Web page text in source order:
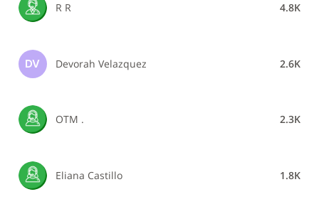
R R 4.8K
DV Devorah Velazquez 2.6K
OTM . 2.3K
Eliana Castillo 1.8K